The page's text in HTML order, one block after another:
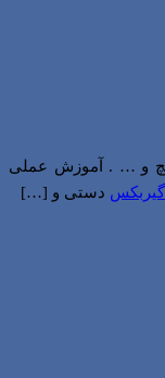
پیچ و … . آموزش عملی
گیربکس دستی و […]